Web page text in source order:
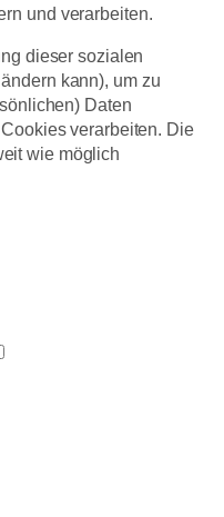
und verarbeiten.
dieser sozialen
kann), um zu
Daten
verarbeiten. Die
wie möglich